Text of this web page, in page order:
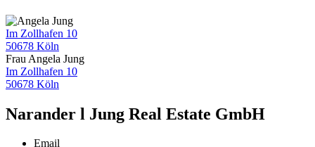
Im Zollhafen 10
50678 Köln
Frau Angela Jung
Im Zollhafen 10
50678 Köln
Narander l Jung Real Estate GmbH
Email